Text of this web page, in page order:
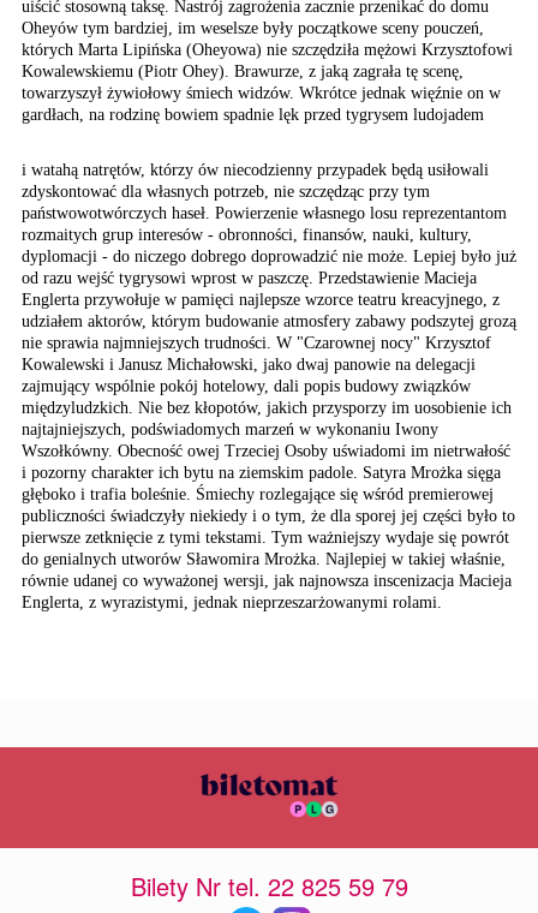
uiścić stosowną taksę. Nastrój zagrożenia zacznie przenikać do domu
Oheyów tym bardziej, im weselsze były początkowe sceny pouczeń,
których Marta Lipińska (Oheyowa) nie szczędziła mężowi Krzysztofowi
Kowalewskiemu (Piotr Ohey). Brawurze, z jaką zagrała tę scenę,
towarzyszył żywiołowy śmiech widzów. Wkrótce jednak więźnie on w
gardłach, na rodzinę bowiem spadnie lęk przed tygrysem ludojadem
i watahą natrętów, którzy ów niecodzienny przypadek będą usiłowali
zdyskontować dla własnych potrzeb, nie szczędząc przy tym
państwowotwórczych haseł. Powierzenie własnego losu reprezentantom
rozmaitych grup interesów - obronności, finansów, nauki, kultury,
dyplomacji - do niczego dobrego doprowadzić nie może. Lepiej było już
od razu wejść tygrysowi wprost w paszczę. Przedstawienie Macieja
Englerta przywołuje w pamięci najlepsze wzorce teatru kreacyjnego, z
udziałem aktorów, którym budowanie atmosfery zabawy podszytej grozą
nie sprawia najmniejszych trudności. W "Czarownej nocy" Krzysztof
Kowalewski i Janusz Michałowski, jako dwaj panowie na delegacji
zajmujący wspólnie pokój hotelowy, dali popis budowy związków
międzyludzkich. Nie bez kłopotów, jakich przysporzy im uosobienie ich
najtajniejszych, podświadomych marzeń w wykonaniu Iwony
Wszołkówny. Obecność owej Trzeciej Osoby uświadomi im nietrwałość
i pozorny charakter ich bytu na ziemskim padole. Satyra Mrożka sięga
głęboko i trafia boleśnie. Śmiechy rozlegające się wśród premierowej
publiczności świadczyły niekiedy i o tym, że dla sporej jej części było to
pierwsze zetknięcie z tymi tekstami. Tym ważniejszy wydaje się powrót
do genialnych utworów Sławomira Mrożka. Najlepiej w takiej właśnie,
równie udanej co wyważonej wersji, jak najnowsza inscenizacja Macieja
Englerta, z wyrazistymi, jednak nieprzeszarżowanymi rolami.
Bilety Nr tel. 22 825 59 79